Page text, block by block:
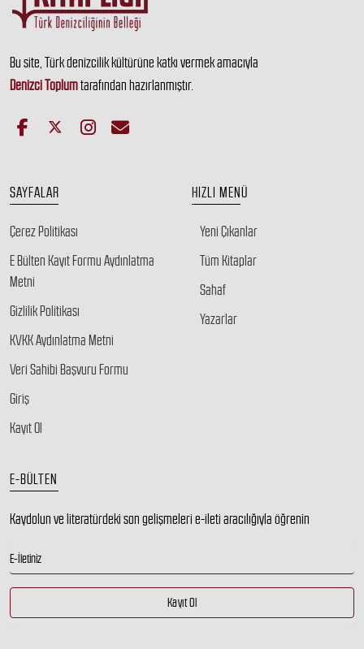
Bu site, Türk denizcilik kültürüne katkı vermek amacıyla
Denizci Toplumtarafından hazırlanmıştır.
SAYFALAR
Çerez Politikası
E Bülten Kayıt Formu Aydınlatma
Metni
Gizlilik Politikası
KVKK Aydınlatma Metni
Veri Sahibi Başvuru Formu
Giriş
Kayıt Ol
HIZLI MENÜ
Yeni Çıkanlar
Tüm Kitaplar
Sahaf
Yazarlar
E-BÜLTEN
Kaydolun ve literatürdeki son gelişmeleri e-ileti aracılığıyla öğrenin